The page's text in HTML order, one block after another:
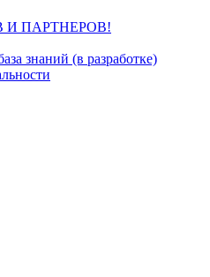
ПАРТНЕРОВ!
знаний (в разработке)